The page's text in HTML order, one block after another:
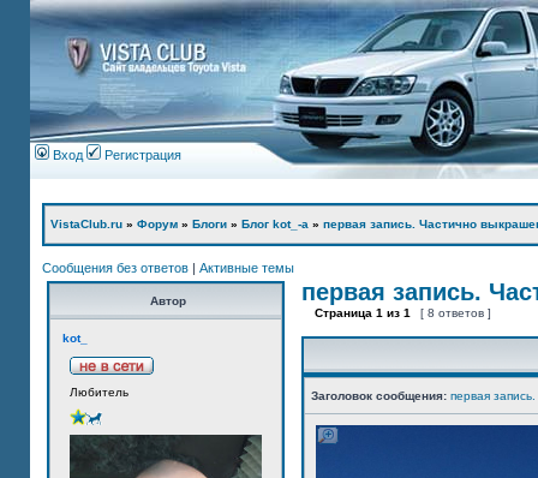
Вход Регистрация
VistaClub.ru » Форум » Блоги » Блог kot_-а » первая запись. Частично
Сообщения без ответов | Активные темы
Автор
kot_
Любитель
первая запись.
Страница 1 из 1 [ 8 ответов ]
Заголовок сообщения: первая